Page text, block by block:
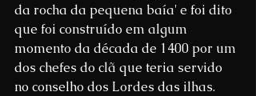
da rocha da pequena baía' e foi dito
que foi construído em algum
momento da década de 1400 por um
dos chefes do clã que teria servido
no conselho dos Lordes das ilhas.